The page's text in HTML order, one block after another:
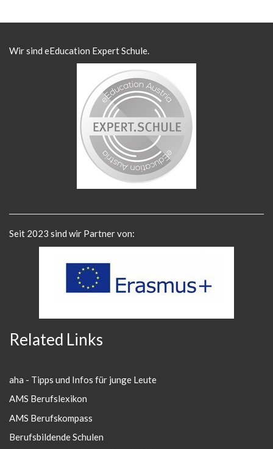
Wir sind eEducation Expert Schule.
Seit 2023 sind wir Partner von:
Related Links
aha - Tipps und Infos für junge Leute
AMS Berufslexikon
AMS Berufskompass
Berufsbildende Schulen